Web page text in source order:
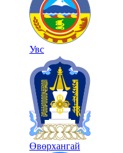
Увс
Өвөрхангай